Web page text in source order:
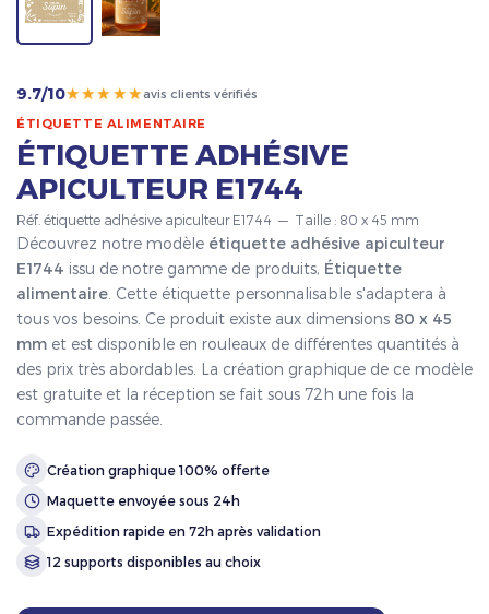
9.7/10★★★★★avis clients vérifiés
ÉTIQUETTE ALIMENTAIRE
ÉTIQUETTE ADHÉSIVE
APICULTEUR E1744
Réf. étiquette adhésive apiculteur E1744 — Taille : 80 x 45 mm
Découvrez notre modèle étiquette adhésive apiculteur
E1744 issu de notre gamme de produits, Étiquette
alimentaire . Cette étiquette personnalisable s'adaptera à
tous vos besoins. Ce produit existe aux dimensions 80 x 45
mm et est disponible en rouleaux de différentes quantités à
des prix très abordables. La création graphique de ce modèle
est gratuite et la réception se fait sous 72h une fois la
commande passée.
Création graphique 100% offerte
Maquette envoyée sous 24h
Expédition rapide en 72h après validation
12 supports disponibles au choix